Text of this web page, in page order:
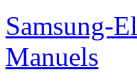
Samsung-
Manuels